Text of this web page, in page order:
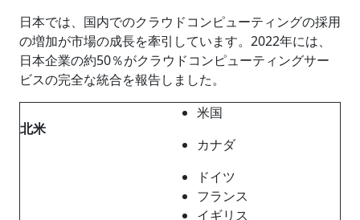
日本では、国内でのクラウドコンピューティングの採用
の増加が市場の成長を牽引しています。2022年には、
日本企業の約50％がクラウドコンピューティングサー
ビスの完全な統合を報告しました。
北米
米国
カナダ
ドイツ
フランス
イギリス